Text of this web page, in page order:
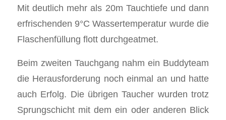
Mit deutlich mehr als 20m Tauchtiefe und dann
erfrischenden 9°C Wassertemperatur wurde die
Flaschenfüllung flott durchgeatmet.
Beim zweiten Tauchgang nahm ein Buddyteam
die Herausforderung noch einmal an und hatte
auch Erfolg. Die übrigen Taucher wurden trotz
Sprungschicht mit dem ein oder anderen Blick